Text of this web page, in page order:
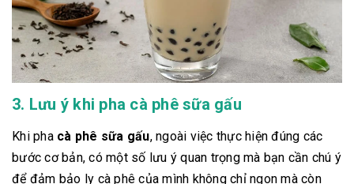
3. Lưu ý khi pha cà phê sữa gấu
Khi pha cà phê sữa gấu, ngoài việc thực hiện đúng các
bước cơ bản, có một số lưu ý quan trọng mà bạn cần chú ý
để đảm bảo ly cà phê của mình không chỉ ngon mà còn